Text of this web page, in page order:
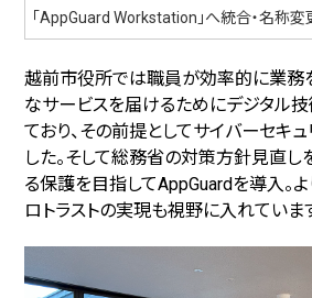
「AppGuard Workstation」へ統合・名称変
越前市役所では職員が効率的に業務
なサービスを届けるためにデジタル
ており、その前提としてサイバーセキ
した。そして総務省の対策方針見直し
る保護を目指してAppGuardを導入。
ロトラストの実現も視野に入れていま